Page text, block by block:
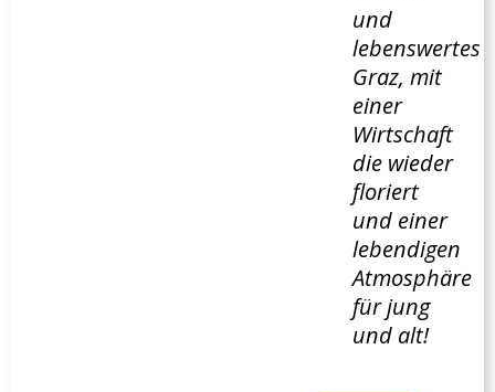
und
lebenswertes
Graz, mit
einer
Wirtschaft
die wieder
floriert
und einer
lebendigen
Atmosphäre
für jung
und alt!